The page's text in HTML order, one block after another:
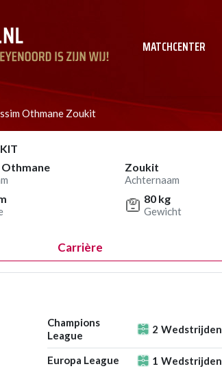
MATCHCENTER
Othmane Zoukit
Othmane
Zoukit
Achternaam
80 kg
Gewicht
Carrière
Champions
League
2 Wedstrijden
Europa League 1 Wedstrijden